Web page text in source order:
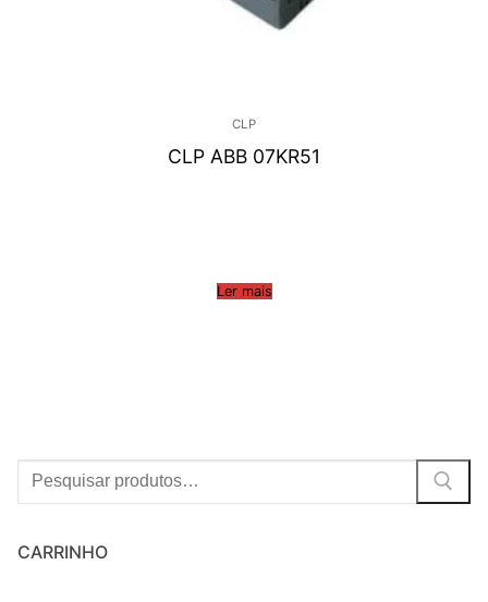
CLP
CLP ABB 07KR51
Ler mais
Procurar:
CARRINHO